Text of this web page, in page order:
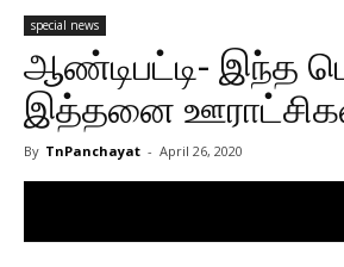
special news
ஆண்டிபட்டி- இந்த
இத்தனை
By TnPanchayat - April 26, 2020